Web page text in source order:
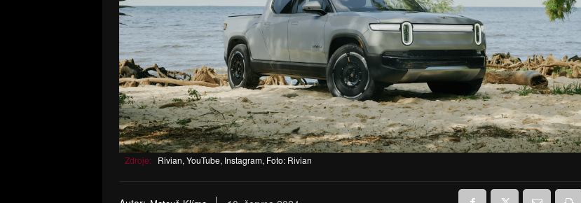
Zdroje: Rivian, YouTube, Instagram, Foto: Rivian